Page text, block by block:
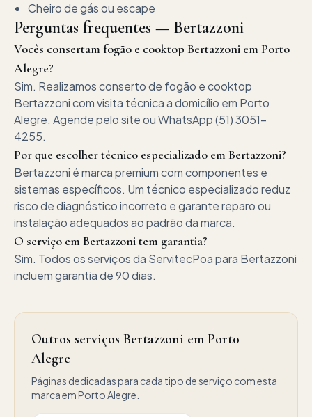
Cheiro de gás ou escape
Perguntas frequentes — Bertazzoni
Vocês consertam fogão e cooktop Bertazzoni em Porto
Alegre?
Sim. Realizamos conserto de fogão e cooktop
Bertazzoni com visita técnica a domicílio em Porto
Alegre. Agende pelo site ou WhatsApp (51) 3051-
4255.
Por que escolher técnico especializado em Bertazzoni?
Bertazzoni é marca premium com componentes e
sistemas específicos. Um técnico especializado reduz
risco de diagnóstico incorreto e garante reparo ou
instalação adequados ao padrão da marca.
O serviço em Bertazzoni tem garantia?
Sim. Todos os serviços da ServitecPoa para Bertazzoni
incluem garantia de 90 dias.
Outros serviços Bertazzoni em Porto
Alegre
Páginas dedicadas para cada tipo de serviço com esta
marca em Porto Alegre.